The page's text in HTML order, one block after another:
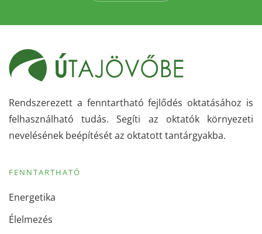
Rendszerezett a fenntartható fejlődés oktatásához is
felhasználható tudás. Segíti az oktatók környezeti
nevelésének beépítését az oktatott tantárgyakba.
FENNTARTHATÓ
Energetika
Élelmezés